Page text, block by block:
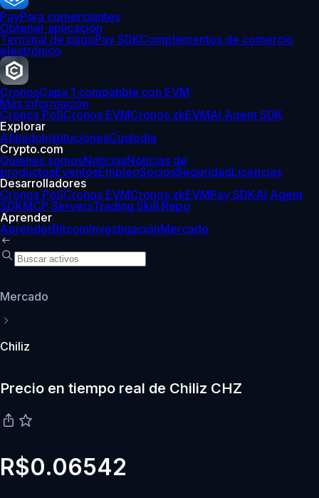
PayPara comerciantes
Obtener aplicación
Terminal de pagoPay SDKComplementos de comercio
electrónico
CronosCapa 1 compatible con EVM
Más información
Cronos PoSCronos EVMCronos zkEVMAI Agent SDK
Explorar
AfiliadoInstitucionesCustodia
Crypto.com
Quiénes somosNoticiasNoticias de
productosEventosEmpleoSociosSeguridadLicencias
Desarrolladores
Cronos PoSCronos EVMCronos zkEVMPay SDKAI Agent
SDKMCP ServersTrading Skill Repo
Aprender
AprenderBitcoinInvestigaciónMercado
Mercado
Chiliz
Precio en tiempo real de Chiliz CHZ
R$0.06542